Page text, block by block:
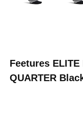
Feetures ELITE
QUARTER